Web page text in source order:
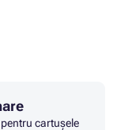
pentru cartușele